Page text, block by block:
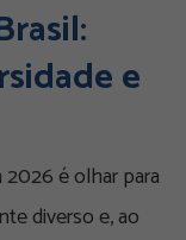
e
é olhar para
diverso e, ao